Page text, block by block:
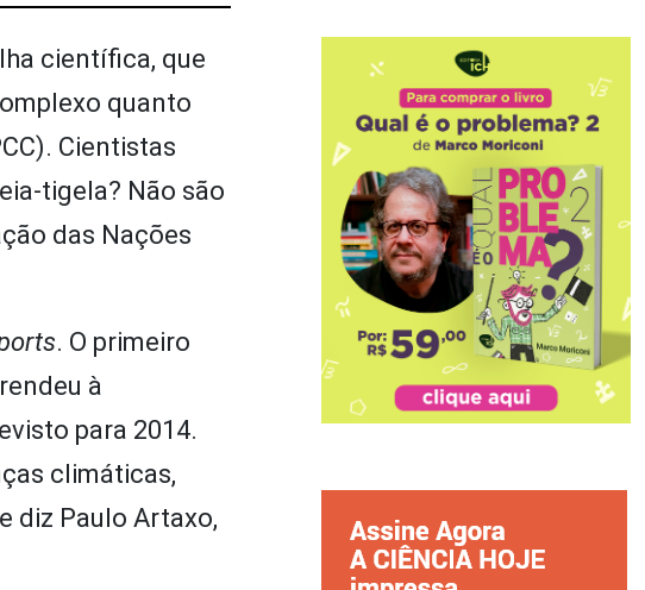
científica, que
quanto
Cientistas
tigela? Não são
das Nações
. O primeiro
à
para 2014.
climáticas,
diz Paulo Artaxo,